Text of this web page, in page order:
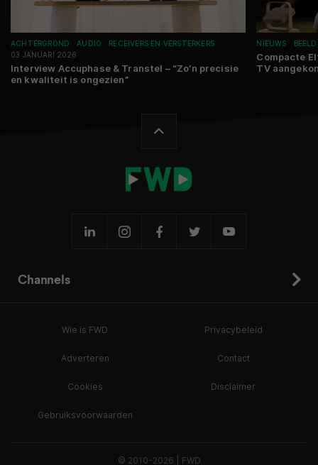
ACHTERGROND AUDIO
RECEIVERS EN VERSTERKERS
03 JANUARI 2026
Interview Accuphase & Transtel – “Zo’n precisie
en kwaliteit is ongezien”
NIEUWS BEELD
Compacte
TV
Channels
Wie is FWD Privacybeleid
Adverteren Contact
Cookies Disclaimer
Gebruiksvoorwaarden
© 2010-2026 | FWD